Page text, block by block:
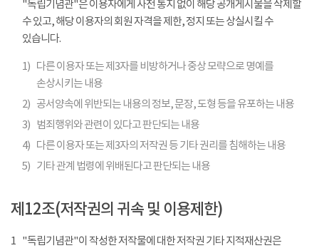
"독립기념관"은 이용자에게 사전 통지 없이 해당 공개게시물을 삭제할
수 있고, 해당 이용자의 회원 자격을 제한, 정지 또는 상실시킬 수
있습니다.
1) 다른 이용자 또는 제3자를 비방하거나 중상 모략으로 명예를
손상시키는 내용
2) 공서양속에 위반되는 내용의 정보, 문장, 도형 등을 유포하는 내용
3)
범죄행위와 관련이 있다고 판단되는 내용
4) 다른 이용자 또는 제3자의 저작권 등 기타 권리를 침해하는 내용
5) 기타 관계 법령에 위배된다고 판단되는 내용
제12조(저작권의 귀속 및 이용제한)
1 "독립기념관"이 작성한 저작물에 대한 저작권 기타 지적재산권은